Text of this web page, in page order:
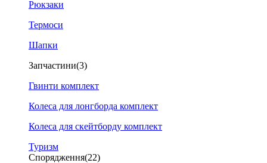
Рюкзаки
Термоси
Шапки
Запчастини(3)
Гвинти комплект
Колеса для лонгборда комплект
Колеса для скейтборду комплект
Туризм
Спорядження(22)